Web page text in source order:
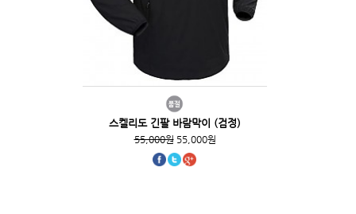
스켈리도 긴팔 바람막이 (검정)
55,000원55,000원